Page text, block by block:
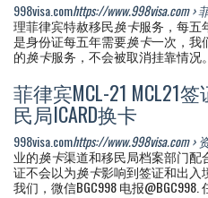
998visa.comhttps://www.998visa.com
理菲律宾特赦移民换卡服务，每五
是身份证每五年需要换卡一次，我
的换卡服务，不会被取消挂靠情况。
菲律宾MCL-21 MCL21
民局ICARD换卡
998visa.comhttps://www.998visa.com
业的换卡渠道和移民局档案部门
证不会以为换卡影响到签证和出入
我们，微信BGC998 电报@BGC998.